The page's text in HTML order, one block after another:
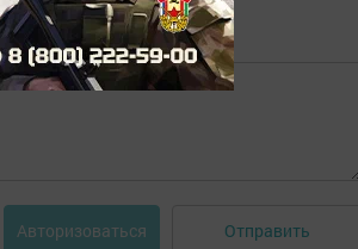
Авторизоваться Отправить